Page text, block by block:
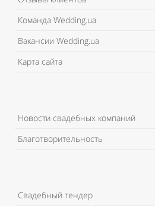
Команда Wedding.ua
Вакансии Wedding.ua
Карта сайта
Новости свадебных компаний
Благотворительность
Свадебный тендер